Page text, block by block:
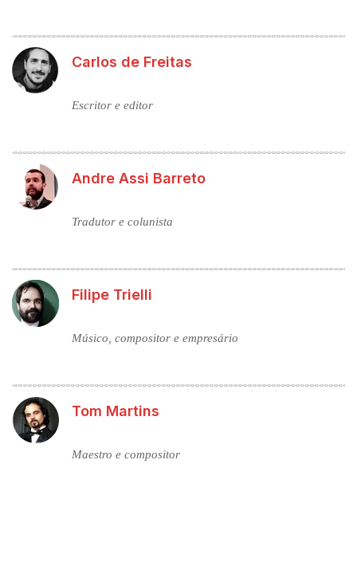
Carlos de Freitas
Escritor e editor
Andre Assi Barreto
Tradutor e colunista
Filipe Trielli
Músico, compositor e empresário
Tom Martins
Maestro e compositor